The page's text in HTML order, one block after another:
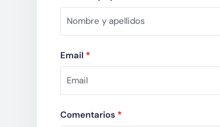
Email *
Comentarios *